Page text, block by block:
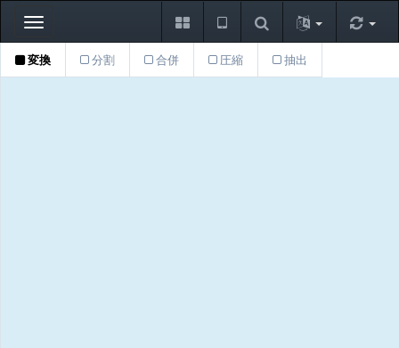
Toggle
navigation
変換 分割 合併 圧縮 抽出